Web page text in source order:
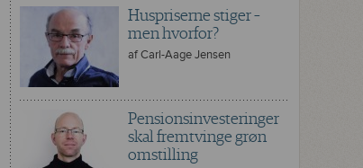
Huspriserne stiger –
men hvorfor?
afCarl-Aage Jensen
Pensionsinvesteringer
skal fremtvinge grøn
omstilling